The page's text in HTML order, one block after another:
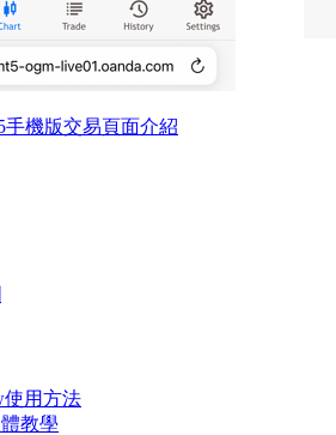
機版交易頁面介紹
使用方法
教學